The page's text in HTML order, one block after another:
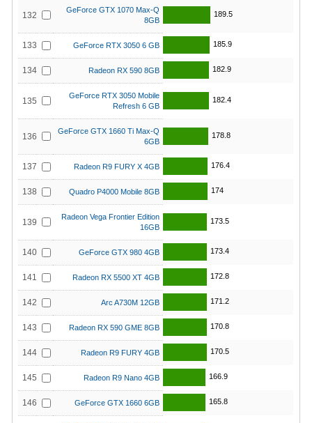
132
GeForce GTX 1070 Max-Q
8GB
189.5
133 GeForce RTX 3050 6 GB 185.9
134 Radeon RX 590 8GB 182.9
135
GeForce RTX 3050 Mobile
Refresh 6 GB
182.4
136
GeForce GTX 1660 Ti Max-Q
6GB
178.8
137 Radeon R9 FURY X 4GB 176.4
138 Quadro P4000 Mobile 8GB 174
139
Radeon Vega Frontier Edition
16GB
173.5
140 GeForce GTX 980 4GB 173.4
141 Radeon RX 5500 XT 4GB 172.8
142 Arc A730M 12GB 171.2
143 Radeon RX 590 GME 8GB 170.8
144 Radeon R9 FURY 4GB 170.5
145 Radeon R9 Nano 4GB 166.9
146 GeForce GTX 1660 6GB 165.8